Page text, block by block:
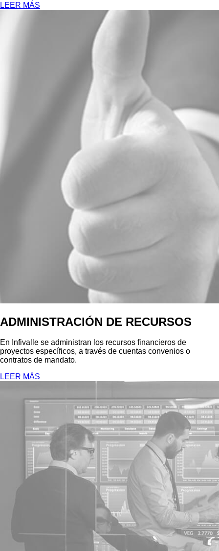
LEER MÁS
ADMINISTRACIÓN DE RECURSOS
En Infivalle se administran los recursos financieros de
proyectos específicos, a través de cuentas convenios o
contratos de mandato.
LEER MÁS